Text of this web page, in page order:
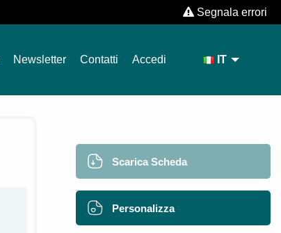
Segnala errori
Newsletter Contatti Accedi IT
Scarica Scheda
Personalizza